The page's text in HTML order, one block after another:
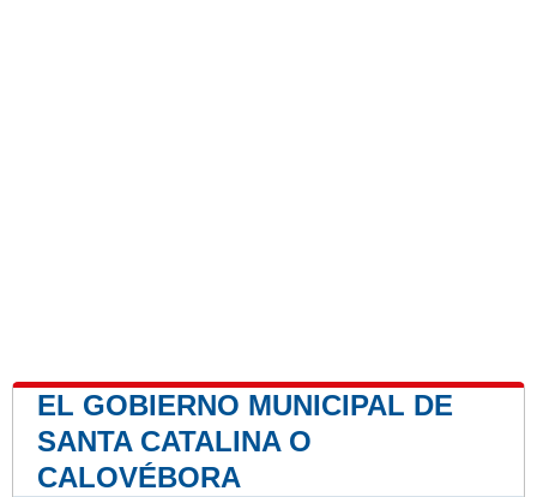
EL GOBIERNO MUNICIPAL DE
SANTA CATALINA O
CALOVÉBORA